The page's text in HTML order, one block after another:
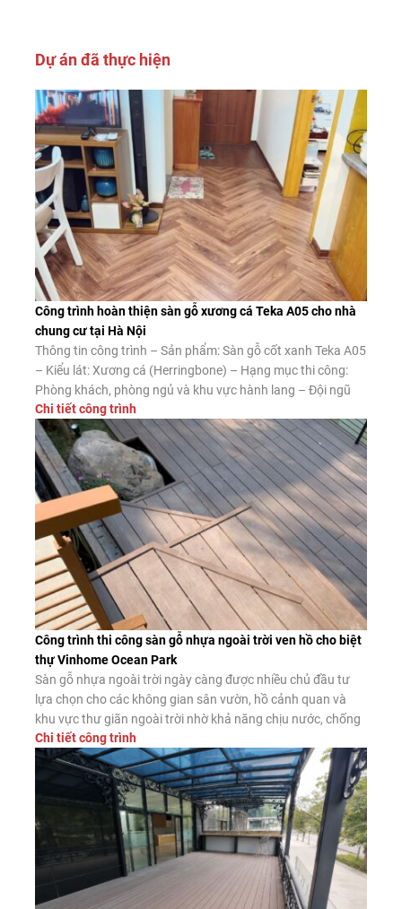
Dự án đã thực hiện
Công trình hoàn thiện sàn gỗ xương cá Teka A05 cho nhà
chung cư tại Hà Nội
Thông tin công trình – Sản phẩm: Sàn gỗ cốt xanh Teka A05
– Kiểu lát: Xương cá (Herringbone) – Hạng mục thi công:
Phòng khách, phòng ngủ và khu vực hành lang – Đội ngũ
thi công: Sàn Đẹp Ưu điểm của sàn gỗ xương cá cốt xanh
Teka A05 Ngoài vẻ đẹp nổi […]
Chi tiết công trình
Công trình thi công sàn gỗ nhựa ngoài trời ven hồ cho biệt
thự Vinhome Ocean Park
Sàn gỗ nhựa ngoài trời ngày càng được nhiều chủ đầu tư
lựa chọn cho các không gian sân vườn, hồ cảnh quan và
khu vực thư giãn ngoài trời nhờ khả năng chịu nước, chống
mối mọt và độ bền vượt trội. Dưới đây là công trình thực tế
thi công sàn gỗ nhựa […]
Chi tiết công trình